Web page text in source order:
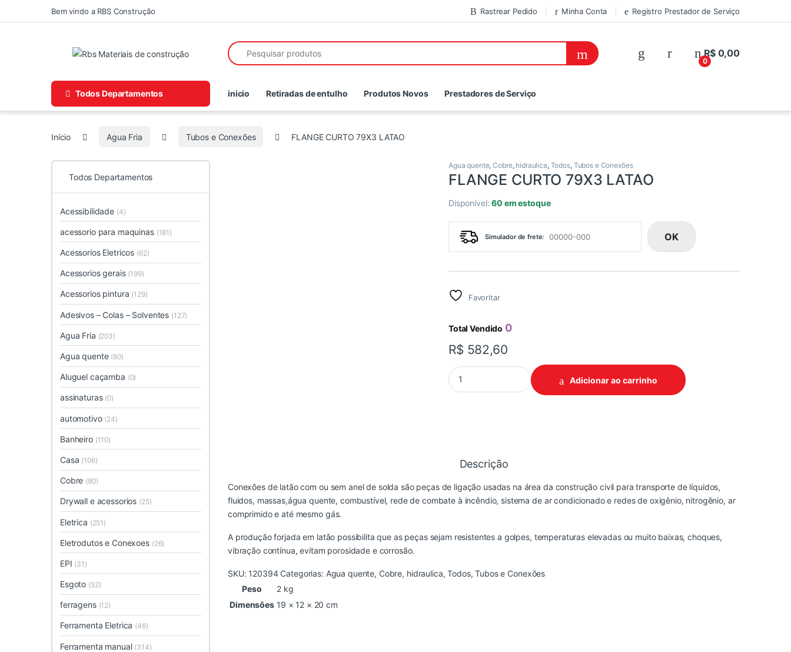
Skip to navigation
Skip to contentBem vindo a RBS Construção Rastrear Pedido Minha Conta Registro Prestador de Serviço
Search for:
0
R$0,00
Todos Departamentos inicio Retiradas de entulho Produtos Novos Prestadores de Serviço
Início Agua Fria Tubos e Conexões FLANGE CURTO 79X3 LATAO
Agua quente,Cobre, hidraulica, Todos, Tubos e Conexões
FLANGE CURTO 79X3 LATAO
Disponivel:60 em estoque
Simulador de frete: OK
Favoritar
Total Vendido 0
R$ 582,60
FLANGE CURTO 79X3 LATAO quantidade
Adicionar ao carrinho
Descrição
Conexões de latão com ou sem anel de solda são peças de ligação usadas na área da construção civil para transporte de líquidos,
fluidos, massas,água quente, combustível, rede de combate à incêndio, sistema de ar condicionado e redes de oxigênio, nitrogênio, ar
comprimido e até mesmo gás.
A produção forjada em latão possibilita que as peças sejam resistentes a golpes, temperaturas elevadas ou muito baixas, choques,
vibração contínua, evitam porosidade e corrosão.
SKU: 120394 Categorias: Agua quente, Cobre, hidraulica,Todos,Tubos e Conexões
Peso
2 kg
Dimensões 19 × 12 × 20 cm
Todos Departamentos
Acessibilidade (4)
acessorio para maquinas (181)
Acessorios Eletricos (62)
Acessorios gerais (199)
Acessorios pintura (129)
Adesivos – Colas – Solventes (127)
Agua Fria (203)
Agua quente (80)
Aluguel caçamba (0)
assinaturas (0)
automotivo (24)
Banheiro (110)
Casa (106)
Cobre (80)
Drywall e acessorios (25)
Eletrica (251)
Eletrodutos e Conexoes (26)
EPI (31)
Esgoto (52)
ferragens (12)
Ferramenta Eletrica (46)
Ferramenta manual (314)